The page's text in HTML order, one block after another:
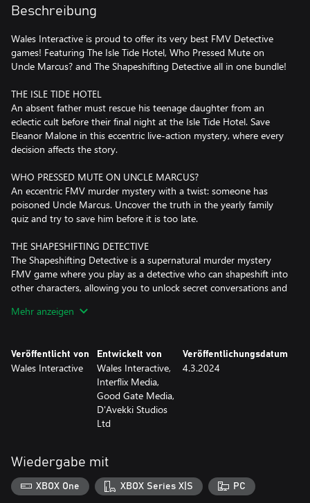
Beschreibung
Wales Interactive is proud to offer its very best FMV Detective
games! Featuring The Isle Tide Hotel, Who Pressed Mute on
Uncle Marcus? and The Shapeshifting Detective all in one bundle!
THE ISLE TIDE HOTEL
An absent father must rescue his teenage daughter from an
eclectic cult before their final night at the Isle Tide Hotel. Save
Eleanor Malone in this eccentric live-action mystery, where every
decision affects the story.
WHO PRESSED MUTE ON UNCLE MARCUS?
An eccentric FMV murder mystery with a twist: someone has
poisoned Uncle Marcus. Uncover the truth in the yearly family
quiz and try to save him before it is too late.
THE SHAPESHIFTING DETECTIVE
The Shapeshifting Detective is a supernatural murder mystery
FMV game where you play as a detective who can shapeshift into
other characters, allowing you to unlock secret conversations and
of Doctor Dekker".
Mehr anzeigen
Veröffentlicht von
Wales Interactive
Entwickelt von
Wales Interactive,
Interflix Media,
Good Gate Media,
D'Avekki Studios
Ltd
Veröffentlichungsdatum
4.3.2024
Wiedergabe mit
XBOX One XBOX Series X|S PC